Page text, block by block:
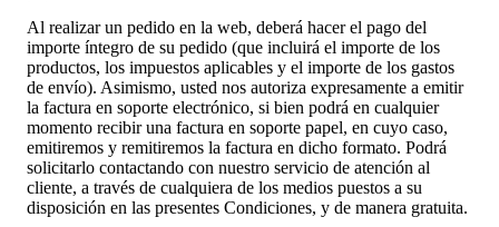
Al realizar un pedido en la web, deberá hacer el pago del
importe íntegro de su pedido (que incluirá el importe de los
productos, los impuestos aplicables y el importe de los gastos
de envío). Asimismo, usted nos autoriza expresamente a emitir
la factura en soporte electrónico, si bien podrá en cualquier
momento recibir una factura en soporte papel, en cuyo caso,
emitiremos y remitiremos la factura en dicho formato. Podrá
solicitarlo contactando con nuestro servicio de atención al
cliente, a través de cualquiera de los medios puestos a su
disposición en las presentes Condiciones, y de manera gratuita.